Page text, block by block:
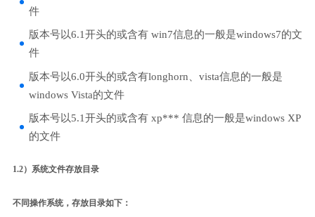
件
版本号以6.1开头的或含有 win7信息的一般是windows7的文
件
版本号以6.0开头的或含有longhorn、vista信息的一般是
windows Vista的文件
版本号以5.1开头的或含有 xp*** 信息的一般是windows XP
的文件
1.2）系统文件存放目录
不同操作系统，存放目录如下：